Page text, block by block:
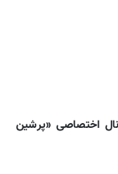
اختصاصی «پرشین